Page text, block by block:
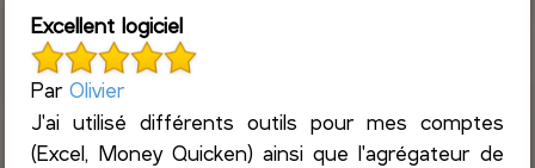
Excellent logiciel
ParOlivier
J'ai utilisé différents outils pour mes comptes
(Excel, Money Quicken) ainsi que l'agrégateur de